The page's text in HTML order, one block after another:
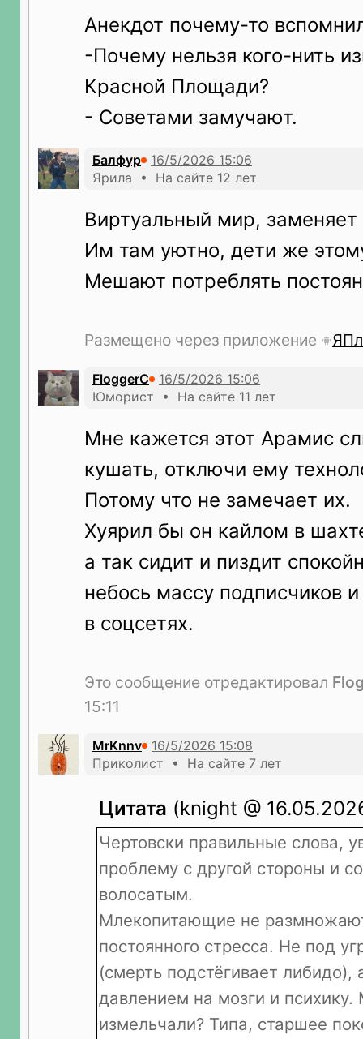
Анекдот почему-то
-Почему нельзя кого-нить
Красной Площади?
- Советами замучают.
Балфур
Ярила • На сайте 12 лет
Виртуальный мир,
Им там уютно, дети же
Мешают потреблять
Размещено через приложение
FloggerC
Юморист • На сайте 11 лет
Мне кажется этот Арамис
кушать, отключи ему
Потому что не замечает их.
Хуярил бы он кайлом в
а так сидит и пиздит
небось массу подписчиков
в соцсетях.
Это сообщение отредактировал
15:11
MrKnnv
Приколист • На сайте 7 лет
Цитата (knight @
Чертовски правильные слова,
проблему с другой стороны и
волосатым.
Млекопитающие не
постоянного стресса. Не под
(смерть подстёгивает
давлением на мозги и
измельчали? Типа, старшее